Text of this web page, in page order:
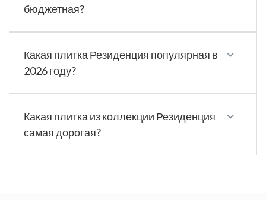
бюджетная?
Какая плитка Резиденция популярная в
2026 году?
Какая плитка из коллекции Резиденция
самая дорогая?